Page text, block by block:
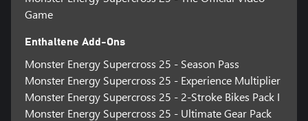
Game
Enthaltene Add-Ons
Monster Energy Supercross 25 - Season Pass
Monster Energy Supercross 25 - Experience Multiplier
Monster Energy Supercross 25 - 2-Stroke Bikes Pack I
Monster Energy Supercross 25 - Ultimate Gear Pack